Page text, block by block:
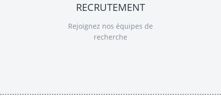
RECRUTEMENT
Rejoignez nos équipes de
recherche